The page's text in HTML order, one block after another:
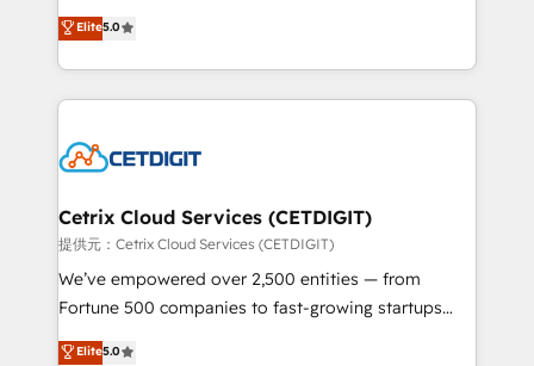
inbound marketing tactics, we focus on
understanding, nurturing, and converting leads.
competitive market.
design & development. We specialize in multi-hub
implementations for mid-market & enterprise
companies. We are woman-owned, powered by
coffee, and we ❤️ dogs. We produce award-winning
Impact Award 🏆2022 Technical Expertise Impact
Award 🏆2020 Elite Solutions Partner 🏆2019
Integrations HubSpot Impact Award 🏆2019
Marketing Enablement HubSpot Impact Award 🏆
2018 Website Design HubSpot Impact Award 🏆2017
Growth-Driven Design Agency of the Year 🏆2016
Elite5.0
Cetrix Cloud Services (CETDIGIT)
提供元：Cetrix Cloud Services (CETDIGIT)
We’ve empowered over 2,500 entities — from
Fortune 500 companies to fast-growing startups
and nonprofits — to streamline operations, scale
Elite5.0